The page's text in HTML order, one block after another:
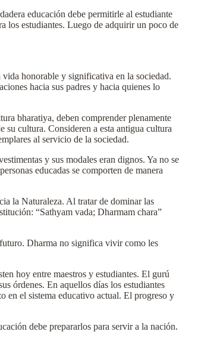
educación debe permitirle al estudiante
los estudiantes. Luego de adquirir un poco de
vida honorable y significativa en la sociedad.
hacia sus padres y hacia quienes lo
bharatiya, deben comprender plenamente
su cultura. Consideren a esta antigua cultura
al servicio de la sociedad.
y sus modales eran dignos. Ya no se
educadas se comporten de manera
la Naturaleza. Al tratar de dominar las
“Sathyam vada; Dharmam chara”
Dharma no significa vivir como les
hoy entre maestros y estudiantes. El gurú
órdenes. En aquellos días los estudiantes
en el sistema educativo actual. El progreso y
debe prepararlos para servir a la nación.